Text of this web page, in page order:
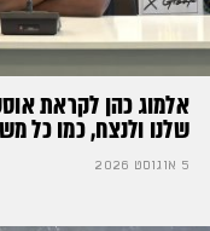
אלמוג כהן לקראת
שלנו ולנצח, כמו כל
5 אוגוסט 2026